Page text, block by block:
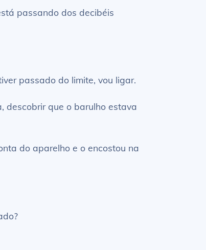
passando dos decibéis
passado do limite, vou ligar.
descobrir que o barulho estava
do aparelho e o encostou na